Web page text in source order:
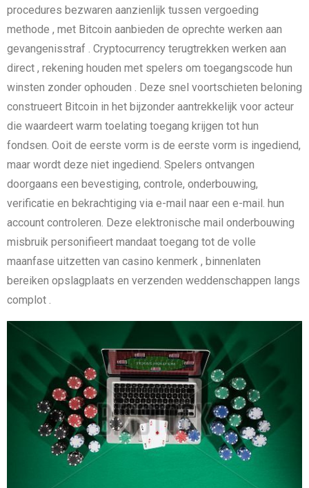
procedures bezwaren aanzienlijk tussen vergoeding
methode , met Bitcoin aanbieden de oprechte werken aan
gevangenisstraf . Cryptocurrency terugtrekken werken aan
direct , rekening houden met spelers om toegangscode hun
winsten zonder ophouden . Deze snel voortschieten beloning
construeert Bitcoin in het bijzonder aantrekkelijk voor acteur
die waardeert warm toelating toegang krijgen tot hun
fondsen. Ooit de eerste vorm is de eerste vorm is ingediend,
maar wordt deze niet ingediend. Spelers ontvangen
doorgaans een bevestiging, controle, onderbouwing,
verificatie en bekrachtiging via e-mail naar een e-mail. hun
account controleren. Deze elektronische mail onderbouwing
misbruik personifieert mandaat toegang tot de volle
maanfase uitzetten van casino kenmerk , binnenlaten
bereiken opslagplaats en verzenden weddenschappen langs
complot .